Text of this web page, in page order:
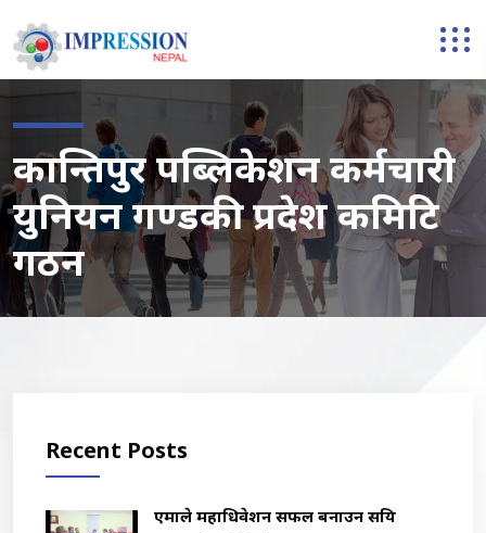
कान्तिपुर पब्लिकेशन कर्मचारी
युनियन गण्डकी प्रदेश कमिटि
गठन
Recent Posts
एमाले महाधिवेशन सफल बनाउन सक्रिय